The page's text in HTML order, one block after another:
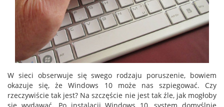
W sieci obserwuje się swego rodzaju poruszenie, bowiem
okazuje się, że Windows 10 może nas szpiegować. Czy
rzeczywiście tak jest? Na szczęście nie jest tak źle, jak mogłoby